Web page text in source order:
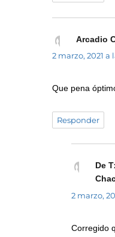
Arcadio
2 marzo, 2021 a
Que pena
Responder
De
2 marzo,
Corregido